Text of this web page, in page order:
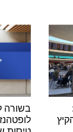
בשורה